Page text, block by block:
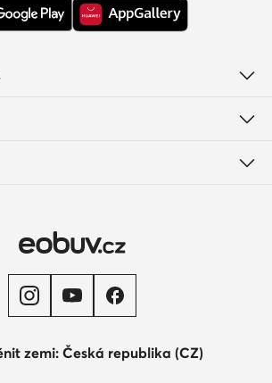
zemi: Česká republika (CZ)